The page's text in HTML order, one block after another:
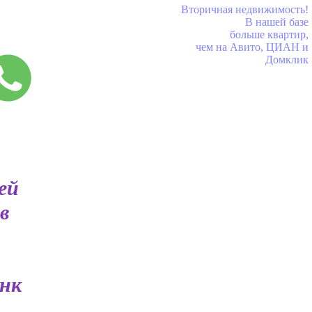
Вторичная недвижимость!
В нашей базе
больше квартир,
чем на Авито, ЦИАН и
Домклик